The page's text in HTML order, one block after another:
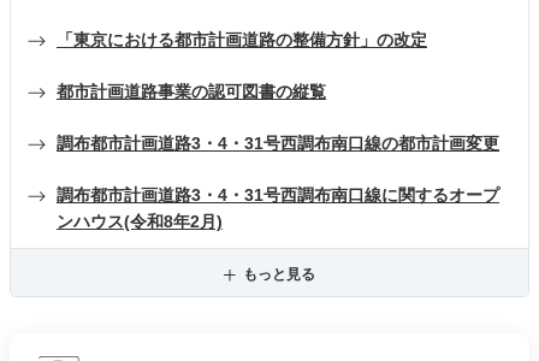
「東京における都市計画道路の整備方針」の改定
都市計画道路事業の認可図書の縦覧
調布都市計画道路3・4・31号西調布南口線の都市計画変更
調布都市計画道路3・4・31号西調布南口線に関するオープ
ンハウス(令和8年2月)
もっと見る